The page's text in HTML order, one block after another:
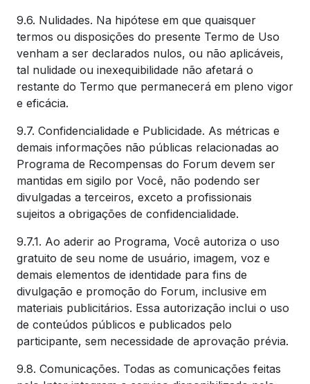
9.6. Nulidades. Na hipótese em que quaisquer
termos ou disposições do presente Termo de Uso
venham a ser declarados nulos, ou não aplicáveis,
tal nulidade ou inexequibilidade não afetará o
restante do Termo que permanecerá em pleno vigor
e eficácia.
9.7. Confidencialidade e Publicidade. As métricas e
demais informações não públicas relacionadas ao
Programa de Recompensas do Forum devem ser
mantidas em sigilo por Você, não podendo ser
divulgadas a terceiros, exceto a profissionais
sujeitos a obrigações de confidencialidade.
9.7.1. Ao aderir ao Programa, Você autoriza o uso
gratuito de seu nome de usuário, imagem, voz e
demais elementos de identidade para fins de
divulgação e promoção do Forum, inclusive em
materiais publicitários. Essa autorização inclui o uso
de conteúdos públicos e publicados pelo
participante, sem necessidade de aprovação prévia.
9.8. Comunicações. Todas as comunicações feitas